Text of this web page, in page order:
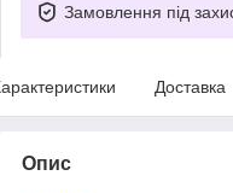
Замовлення під
Доставка
Опис